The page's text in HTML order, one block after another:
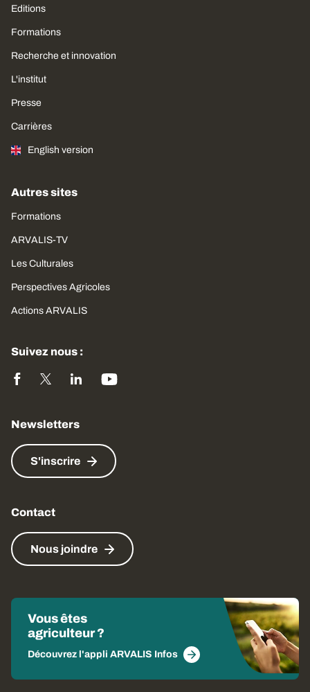
Editions
Formations
Recherche et innovation
L'institut
Presse
Carrières
English version
Autres sites
Formations
ARVALIS-TV
Les Culturales
Perspectives Agricoles
Actions ARVALIS
Suivez nous :
Newsletters
S'inscrire
Contact
Nous joindre
Vous êtes
agriculteur ?
Découvrez l'appli ARVALIS Infos